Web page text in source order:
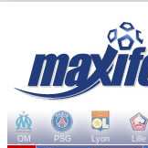
OM PSG Lyon Lille